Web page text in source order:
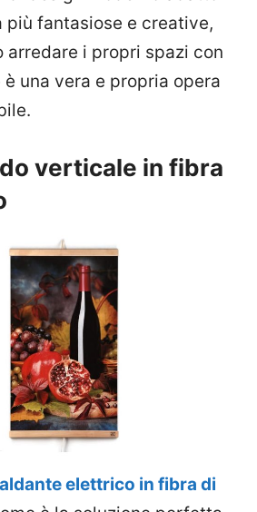
più fantasiose e creative,
arredare i propri spazi con
una vera e propria opera
verticale in fibra
elettrico in fibra di